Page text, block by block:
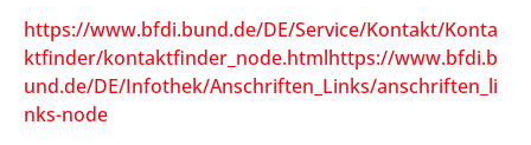
https://www.bfdi.bund.de/DE/Service/Kontakt/Konta
ktfinder/kontaktfinder_node.htmlhttps://www.bfdi.b
und.de/DE/Infothek/Anschriften_Links/anschriften_li
nks-node